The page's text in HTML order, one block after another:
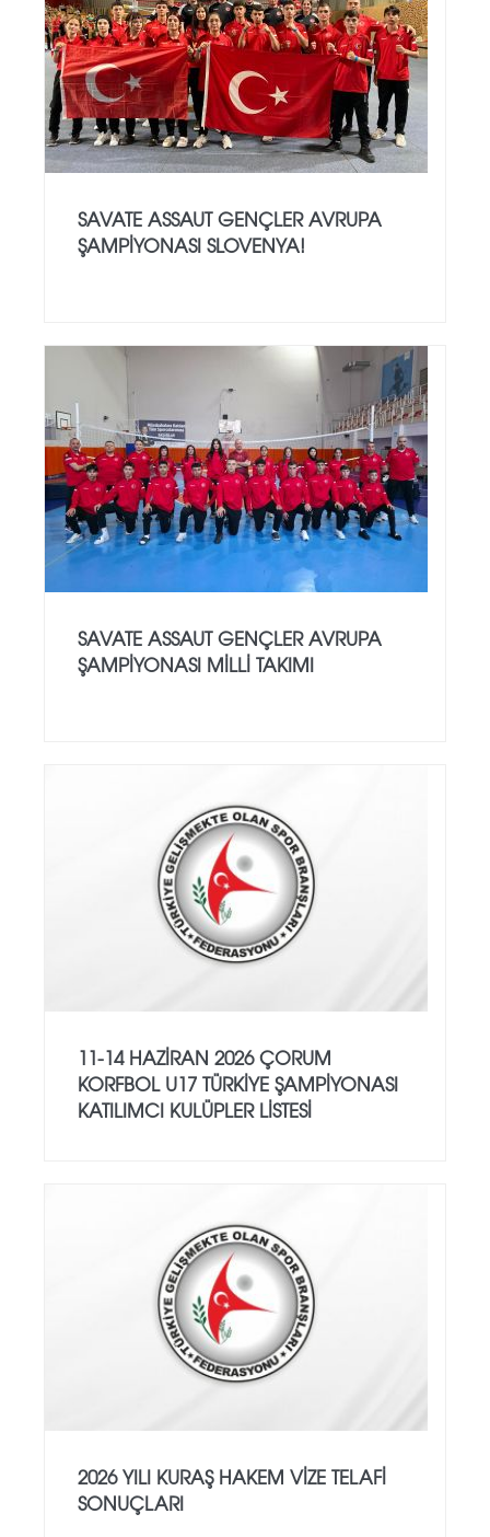
SAVATE ASSAUT GENÇLER AVRUPA
ŞAMPİYONASI SLOVENYA!
SAVATE ASSAUT GENÇLER AVRUPA
ŞAMPİYONASI MİLLİ TAKIMI
11-14 HAZİRAN 2026 ÇORUM
KORFBOL U17 TÜRKİYE ŞAMPİYONASI
KATILIMCI KULÜPLER LİSTESİ
2026 YILI KURAŞ HAKEM VİZE TELAFİ
SONUÇLARI